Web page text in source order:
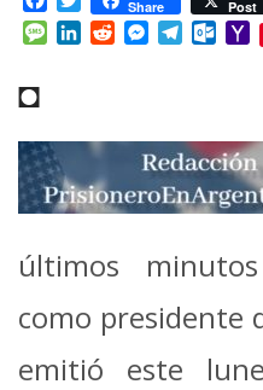
Share Post
Message
LinkedIn
RedditMessenger
◘
últimos
como presidente
emitió este